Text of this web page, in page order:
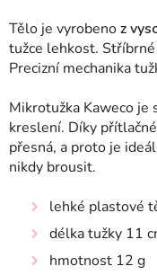
Tělo je vyrobenoz
tužce lehkost.
Precizní mechanika
Mikrotužka Kaweco je
kreslení. Díky
přesná, a proto je
nikdy brousit.
lehké plastové
délka tužky 11
hmotnost 12 g